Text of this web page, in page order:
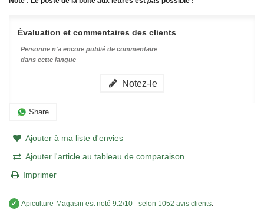
Évaluation et commentaires des clients
Personne n'a encore publié de commentaire
dans cette langue
Notez-le
Share
Ajouter à ma liste d'envies
Ajouter l'article au tableau de comparaison
Imprimer
✔ Apiculture-Magasin est noté 9.2/10 - selon 1052 avis clients.